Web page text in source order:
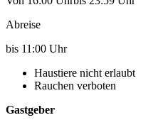
Abreise
bis 11:00 Uhr
Haustiere nicht erlaubt
Rauchen verboten
Gastgeber